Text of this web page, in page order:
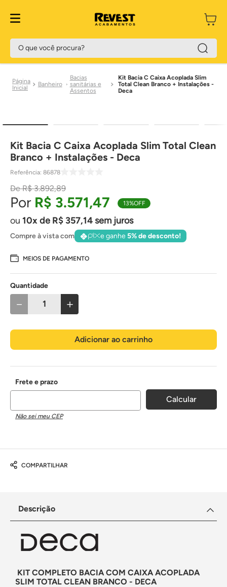
O que você procura?
Banheiro
Bacias
sanitárias e
Assentos
Kit Bacia C Caixa Acoplada Slim
Total Clean Branco + Instalações -
Deca
Kit Bacia C Caixa Acoplada Slim Total Clean
Branco + Instalações - Deca
Referência: 86878
R$ 3.892,89
R$ 3.571,47 13%OFF
10 de R$357,14sem juros
Compre à vista com e ganhe5% de desconto!
MEIOS DE PAGAMENTO
Quantidade
＋
－
Adicionar ao carrinho
Não sei meu CEP
COMPARTILHAR
Descrição
KIT COMPLETO BACIA COM CAIXA ACOPLADA
SLIM TOTAL CLEAN BRANCO - DECA